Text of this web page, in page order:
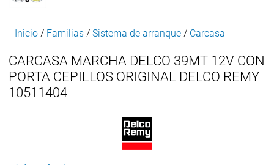
Inicio / Familias / Sistema de arranque / Carcasa
CARCASA MARCHA DELCO 39MT 12V CON
PORTA CEPILLOS ORIGINAL DELCO REMY
10511404